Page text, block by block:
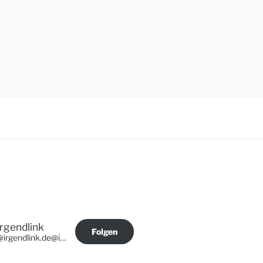
@irgendlink.de@irgendlink.de
Folgen